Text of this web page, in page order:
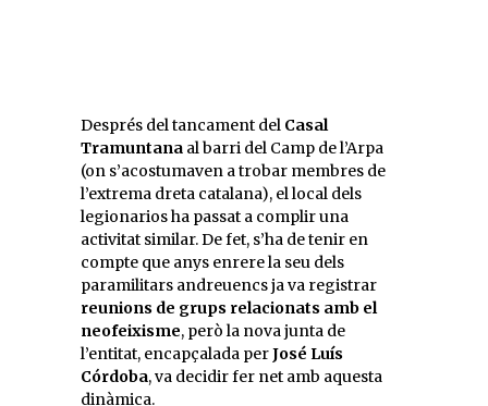
Després del tancament del Casal
Tramuntana al barri del Camp de l’Arpa
(on s’acostumaven a trobar membres de
l’extrema dreta catalana), el local dels
legionarios ha passat a complir una
activitat similar. De fet, s’ha de tenir en
compte que anys enrere la seu dels
paramilitars andreuencs ja va registrar
reunions de grups relacionats amb el
neofeixisme, però la nova junta de
l’entitat, encapçalada perJosé Luís
Córdoba, va decidir fer net amb aquesta
dinàmica.